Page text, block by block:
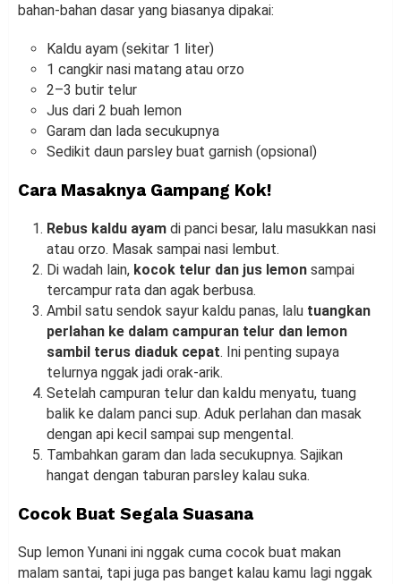
bahan-bahan dasar yang biasanya dipakai:
Kaldu ayam (sekitar 1 liter)
1 cangkir nasi matang atau orzo
2–3 butir telur
Jus dari 2 buah lemon
Garam dan lada secukupnya
Sedikit daun parsley buat garnish (opsional)
Cara Masaknya Gampang Kok!
Rebus kaldu ayam di panci besar, lalu masukkan nasi
atau orzo. Masak sampai nasi lembut.
Di wadah lain, kocok telur dan jus lemon sampai
tercampur rata dan agak berbusa.
Ambil satu sendok sayur kaldu panas, lalu tuangkan
perlahan ke dalam campuran telur dan lemon
sambil terus diaduk cepat. Ini penting supaya
telurnya nggak jadi orak-arik.
Setelah campuran telur dan kaldu menyatu, tuang
balik ke dalam panci sup. Aduk perlahan dan masak
dengan api kecil sampai sup mengental.
Tambahkan garam dan lada secukupnya. Sajikan
hangat dengan taburan parsley kalau suka.
Cocok Buat Segala Suasana
Sup lemon Yunani ini nggak cuma cocok buat makan
malam santai, tapi juga pas banget kalau kamu lagi nggak